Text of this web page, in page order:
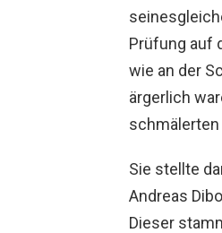
Prüfung auf
wie an der
ärgerlich
Sie stellte
Andreas
Dieser